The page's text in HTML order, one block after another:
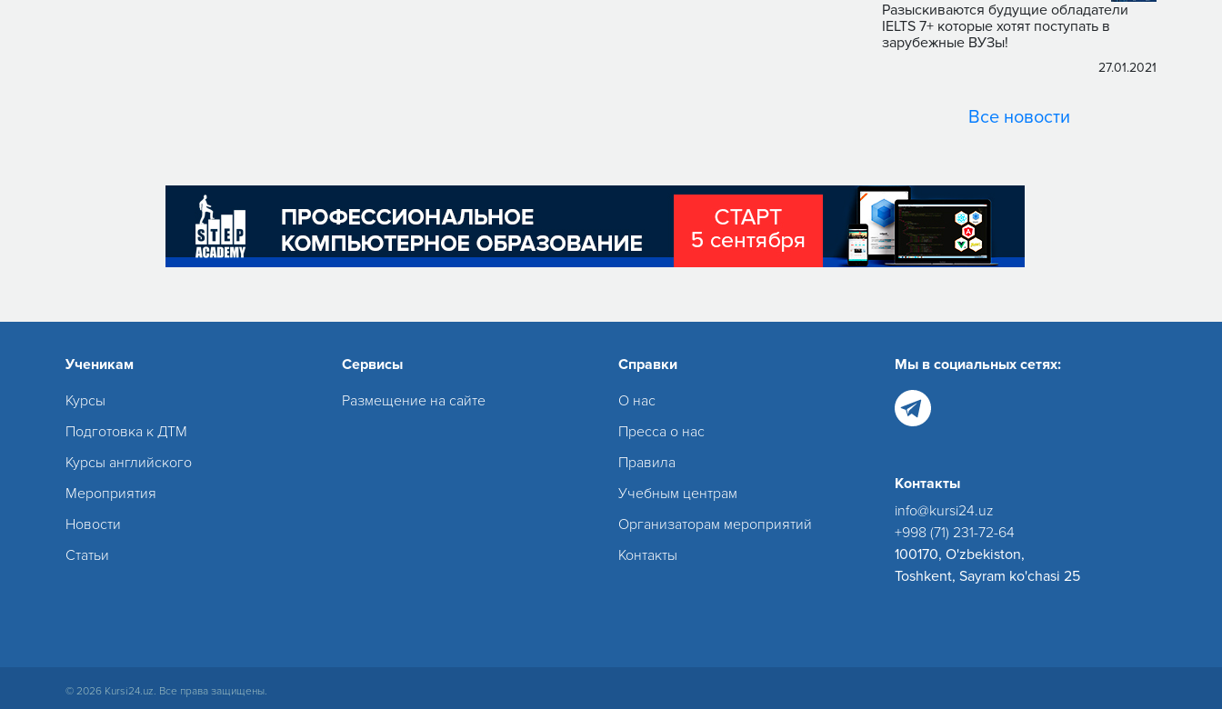
Разыскиваются будущие обладатели
IELTS 7+ которые хотят поступать в
зарубежные ВУЗы!
27.01.2021
Все новости
Ученикам
Курсы
Подготовка к ДТМ
Курсы английского
Мероприятия
Новости
Статьи
Сервисы
Размещение на сайте
Справки
О нас
Пресса о нас
Правила
Учебным центрам
Организаторам мероприятий
Контакты
Мы в социальных сетях:
Контакты
info@kursi24.uz
+998 (71) 231-72-64
100170, O'zbekiston,
Toshkent, Sayram ko'chasi 25
© 2026 Kursi24.uz. Все права защищены.